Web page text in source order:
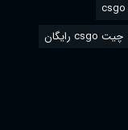
چیت csgo رایگان